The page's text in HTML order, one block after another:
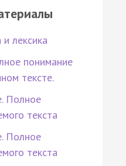
лексика
понимание
тексте.
Полное
текста
Полное
текста